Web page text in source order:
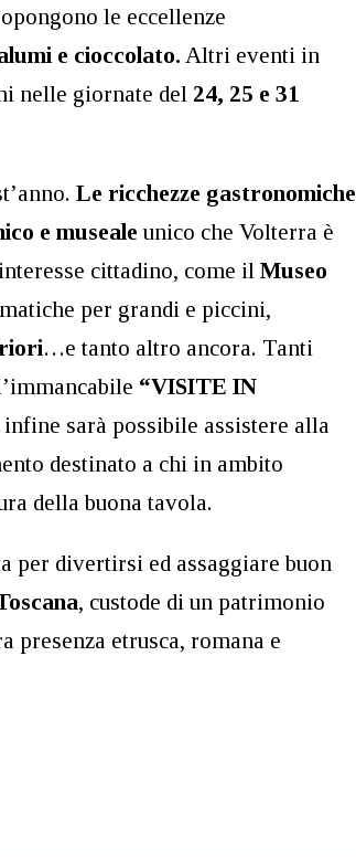
le eccellenze
e cioccolato. Altri eventi in
nelle giornate del 24, 25 e 31
Le ricchezze gastronomiche
e museale unico che Volterra è
cittadino, come il Museo
per grandi e piccini,
…e tanto altro ancora. Tanti
“VISITE IN
sarà possibile assistere alla
destinato a chi in ambito
della buona tavola.
per divertirsi ed assaggiare buon
, custode di un patrimonio
presenza etrusca, romana e